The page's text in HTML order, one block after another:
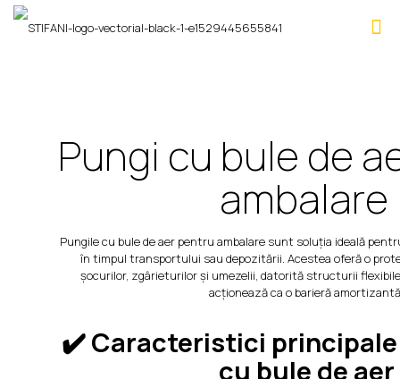
Pungi cu bule de
ambalare
Pungile cu bule de aer pentru ambalare sunt soluția ideală
în timpul transportului sau depozitării. Acestea oferă o
șocurilor, zgârieturilor și umezelii, datorită structurii
acționează ca o barieră
✔️ Caracteristici
cu bule de aer